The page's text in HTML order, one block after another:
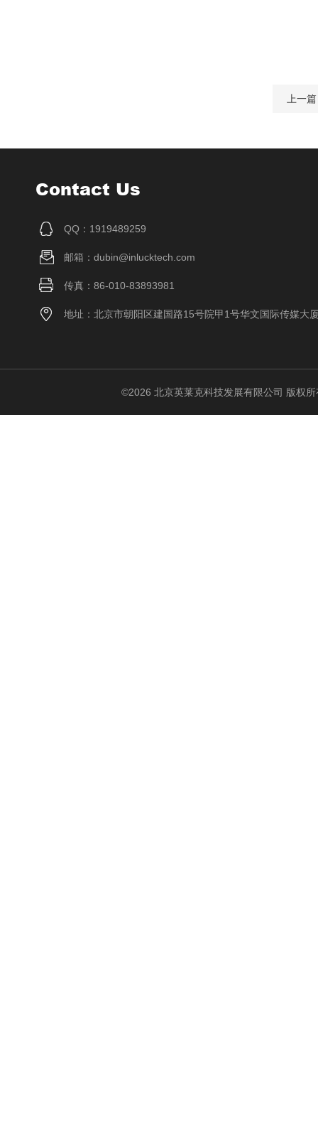
上一
Contact Us
QQ：1919489259
邮箱：dubin@inlucktech.com
传真：86-010-83893981
地址：北京市朝阳区建国路15号院甲1号华文国际传媒大
©2026 北京英莱克科技发展有限公司 版